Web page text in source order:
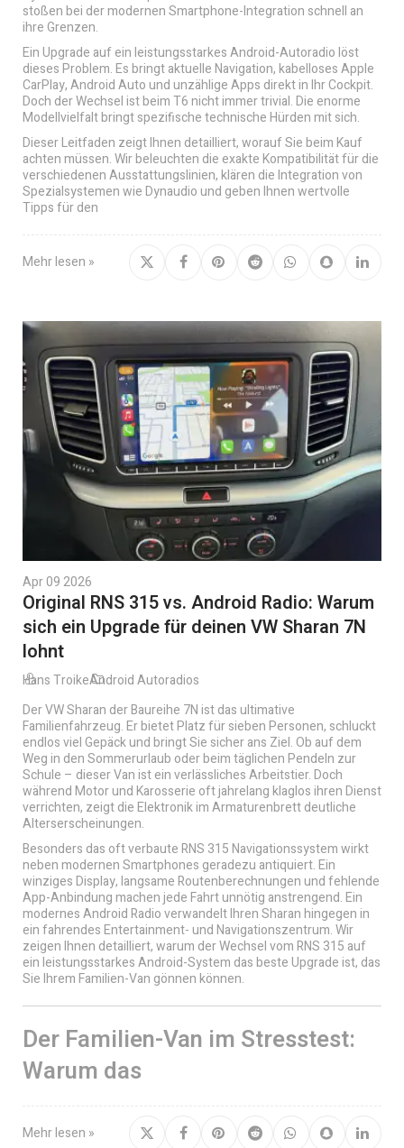
stoßen bei der modernen Smartphone-Integration schnell an
ihre Grenzen.
Ein Upgrade auf ein leistungsstarkes Android-Autoradio löst
dieses Problem. Es bringt aktuelle Navigation, kabelloses Apple
CarPlay, Android Auto und unzählige Apps direkt in Ihr Cockpit.
Doch der Wechsel ist beim T6 nicht immer trivial. Die enorme
Modellvielfalt bringt spezifische technische Hürden mit sich.
Dieser Leitfaden zeigt Ihnen detailliert, worauf Sie beim Kauf
achten müssen. Wir beleuchten die exakte Kompatibilität für die
verschiedenen Ausstattungslinien, klären die Integration von
Spezialsystemen wie Dynaudio und geben Ihnen wertvolle
Tipps für den
Mehr lesen »
Apr 09 2026
Original RNS 315 vs. Android Radio: Warum
sich ein Upgrade für deinen VW Sharan 7N
lohnt
Hans TroikeAndroid Autoradios
Der VW Sharan der Baureihe 7N ist das ultimative
Familienfahrzeug. Er bietet Platz für sieben Personen, schluckt
endlos viel Gepäck und bringt Sie sicher ans Ziel. Ob auf dem
Weg in den Sommerurlaub oder beim täglichen Pendeln zur
Schule – dieser Van ist ein verlässliches Arbeitstier. Doch
während Motor und Karosserie oft jahrelang klaglos ihren Dienst
verrichten, zeigt die Elektronik im Armaturenbrett deutliche
Alterserscheinungen.
Besonders das oft verbaute RNS 315 Navigationssystem wirkt
neben modernen Smartphones geradezu antiquiert. Ein
winziges Display, langsame Routenberechnungen und fehlende
App-Anbindung machen jede Fahrt unnötig anstrengend. Ein
modernes Android Radio verwandelt Ihren Sharan hingegen in
ein fahrendes Entertainment- und Navigationszentrum. Wir
zeigen Ihnen detailliert, warum der Wechsel vom RNS 315 auf
ein leistungsstarkes Android-System das beste Upgrade ist, das
Sie Ihrem Familien-Van gönnen können.
Der Familien-Van im Stresstest:
Warum das
Mehr lesen »